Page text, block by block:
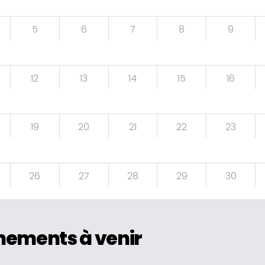
5 6 7 8 9
12 13 14 15 16
19 20 21 22 23
26 27 28 29 30
à venir